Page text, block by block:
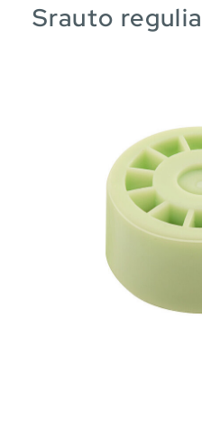
Srauto